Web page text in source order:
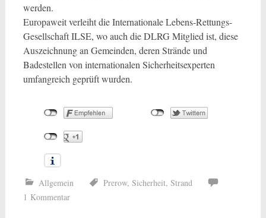
werden.
Europaweit verleiht die Internationale Lebens-Rettungs-
Gesellschaft ILSE, wo auch die DLRG Mitglied ist, diese
Auszeichnung an Gemeinden, deren Strände und
Badestellen von internationalen Sicherheitsexperten
umfangreich geprüft wurden.
Allgemein Prerow, Sicherheit, Strand
1 Kommentar